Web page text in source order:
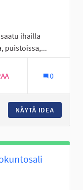
ihailla
puistoissa,...
0
NÄYTÄ IDEA